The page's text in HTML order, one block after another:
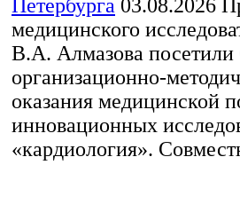
Петербурга 03.08.2026
медицинского
В.А. Алмазова
организационно-
оказания медицинской
инновационных
«кардиология».